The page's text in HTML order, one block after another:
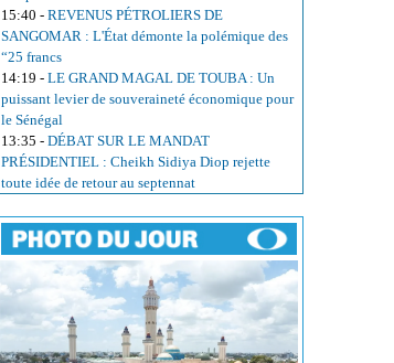
15:40 - REVENUS PÉTROLIERS DE
SANGOMAR : L'État démonte la polémique des
“25 francs
14:19 - LE GRAND MAGAL DE TOUBA : Un
puissant levier de souveraineté économique pour
le Sénégal
13:35 - DÉBAT SUR LE MANDAT
PRÉSIDENTIEL : Cheikh Sidiya Diop rejette
toute idée de retour au septennat